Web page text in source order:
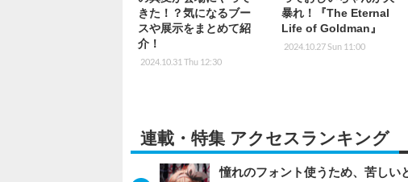
きた！？気になるブー
スや展示をまとめて紹
介！
2024.10.31 Thu 12:30
暴れ！『The Eternal
Life of Goldman』
2024.10.27 Sun 11:00
連載・特集 アクセスランキング
憧れのフォント使うため、苦し